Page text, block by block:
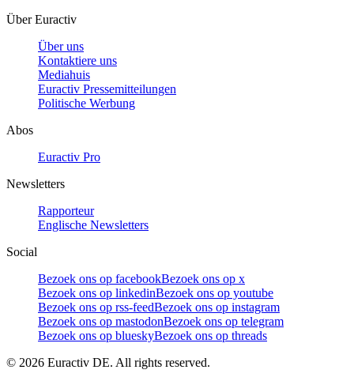
Über Euractiv
Über uns
Kontaktiere uns
Mediahuis
Euractiv Pressemitteilungen
Politische Werbung
Abos
Euractiv Pro
Newsletters
Rapporteur
Englische Newsletters
Social
Bezoek ons op facebookBezoek ons op x
Bezoek ons op linkedinBezoek ons op youtube
Bezoek ons op rss-feedBezoek ons op instagram
Bezoek ons op mastodonBezoek ons op telegram
Bezoek ons op blueskyBezoek ons op threads
© 2026 Euractiv DE. All rights reserved.